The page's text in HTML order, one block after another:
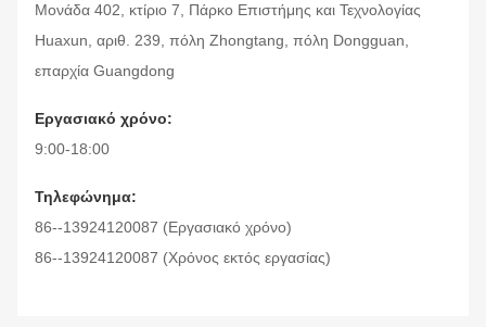
Μονάδα 402, κτίριο 7, Πάρκο Επιστήμης και Τεχνολογίας
Huaxun, αριθ. 239, πόλη Zhongtang, πόλη Dongguan,
επαρχία Guangdong
Εργασιακό χρόνο:
9:00-18:00
Τηλεφώνημα:
86--13924120087 (Εργασιακό χρόνο)
86--13924120087 (Χρόνος εκτός εργασίας)